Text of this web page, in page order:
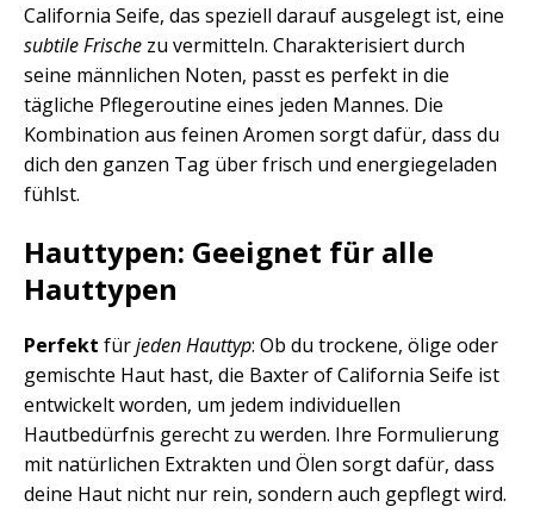
California Seife, das speziell darauf ausgelegt ist, eine
subtile Frische zu vermitteln. Charakterisiert durch
seine männlichen Noten, passt es perfekt in die
tägliche Pflegeroutine eines jeden Mannes. Die
Kombination aus feinen Aromen sorgt dafür, dass du
dich den ganzen Tag über frisch und energiegeladen
fühlst.
Hauttypen: Geeignet für alle
Hauttypen
Perfekt fürjeden Hauttyp: Ob du trockene, ölige oder
gemischte Haut hast, die Baxter of California Seife ist
entwickelt worden, um jedem individuellen
Hautbedürfnis gerecht zu werden. Ihre Formulierung
mit natürlichen Extrakten und Ölen sorgt dafür, dass
deine Haut nicht nur rein, sondern auch gepflegt wird.